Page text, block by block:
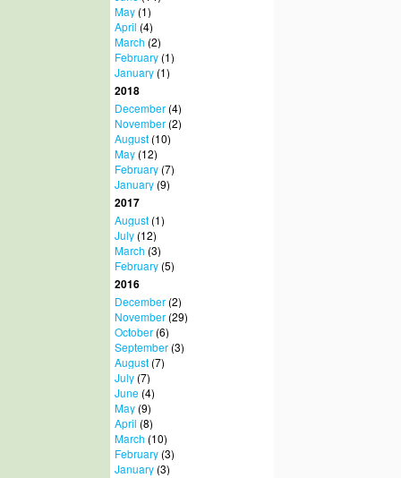
May(1)
April (4)
March (2)
February(1)
January(1)
2018
December(4)
November(2)
August(10)
May(12)
February(7)
January(9)
2017
August(1)
July(12)
March (3)
February(5)
2016
December(2)
November(29)
October(6)
September(3)
August(7)
July(7)
June(4)
May(9)
April (8)
March (10)
February(3)
January(3)